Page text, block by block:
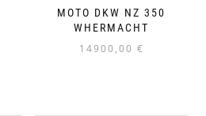
MOTO DKW NZ 350
WHERMACHT
14900,00 €